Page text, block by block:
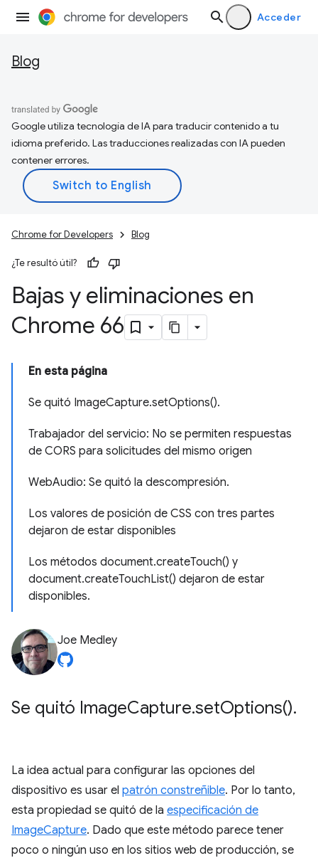
Acceder
Blog
Google utiliza tecnología de IA para traducir contenido a tu
idioma preferido. Las traducciones realizadas con IA pueden
contener errores.
Chrome for Developers Blog
¿Te resultó útil?
Bajas y eliminaciones en
Chrome 66
En esta página
Se quitó ImageCapture.setOptions().
Trabajador del servicio: No se permiten respuestas
de CORS para solicitudes del mismo origen
WebAudio: Se quitó la descompresión.
Los valores de posición de CSS con tres partes
dejaron de estar disponibles
Los métodos document.createTouch() y
document.createTouchList() dejaron de estar
disponibles.
Joe Medley
Se quitó ImageCapture.setOptions().
La idea actual para configurar las opciones del
dispositivo es usar el patrón constreñible. Por lo tanto,
esta propiedad se quitó de la especificación de
ImageCapture. Dado que este método parece tener
poco o ningún uso en los sitios web de producción, se